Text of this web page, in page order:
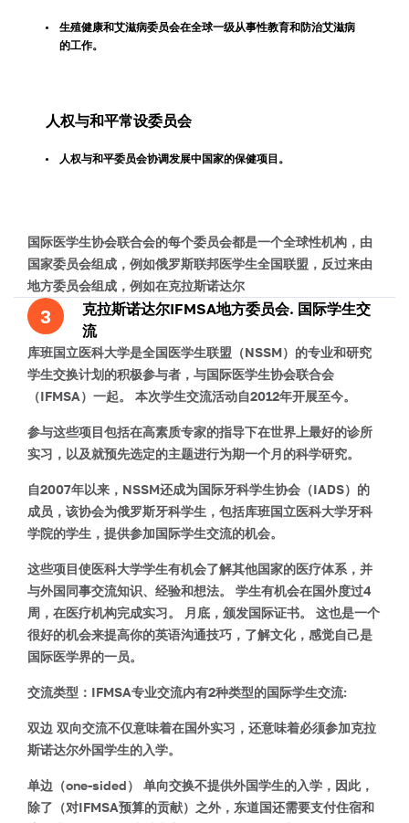
生殖健康和艾滋病委员会在全球一级从事性教育和防治艾滋病
的工作。
人权与和平常设委员会
人权与和平委员会协调发展中国家的保健项目。
国际医学生协会联合会的每个委员会都是一个全球性机构，由
国家委员会组成，例如俄罗斯联邦医学生全国联盟，反过来由
地方委员会组成，例如在克拉斯诺达尔
3
克拉斯诺达尔IFMSA地方委员会. 国际学生交
流
库班国立医科大学是全国医学生联盟（NSSM）的专业和研究
学生交换计划的积极参与者，与国际医学生协会联合会
（IFMSA）一起。 本次学生交流活动自2012年开展至今。
参与这些项目包括在高素质专家的指导下在世界上最好的诊所
实习，以及就预先选定的主题进行为期一个月的科学研究。
自2007年以来，NSSM还成为国际牙科学生协会（IADS）的
成员，该协会为俄罗斯牙科学生，包括库班国立医科大学牙科
学院的学生，提供参加国际学生交流的机会。
这些项目使医科大学学生有机会了解其他国家的医疗体系，并
与外国同事交流知识、经验和想法。 学生有机会在国外度过4
周，在医疗机构完成实习。 月底，颁发国际证书。 这也是一个
很好的机会来提高你的英语沟通技巧，了解文化，感觉自己是
国际医学界的一员。
交流类型： IFMSA专业交流内有2种类型的国际学生交流:
双边 双向交流不仅意味着在国外实习，还意味着必须参加克拉
斯诺达尔外国学生的入学。
单边（one-sided）
单向交换不提供外国学生的入学，因此，
除了（对IFMSA预算的贡献）之外，东道国还需要支付住宿和